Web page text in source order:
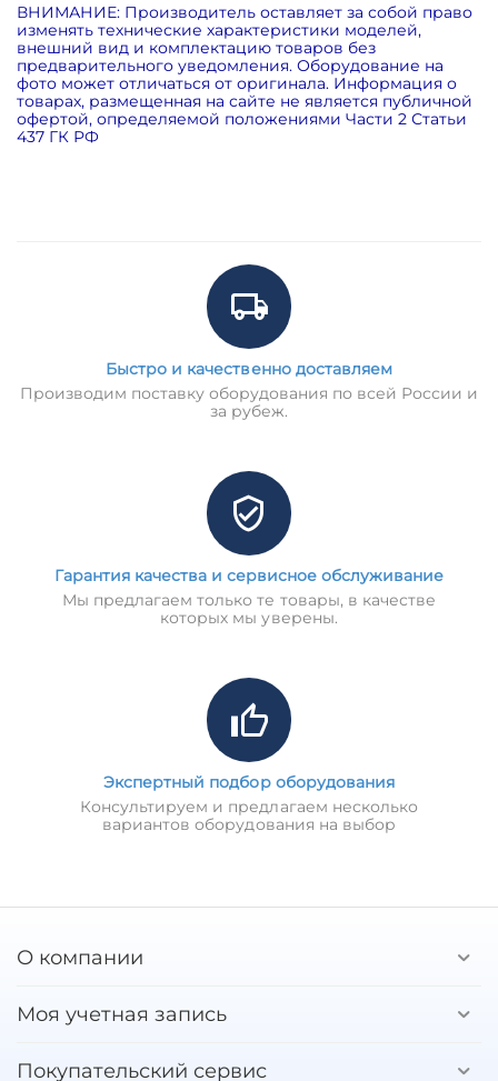
ВНИМАНИЕ: Производитель оставляет за собой право
изменять технические характеристики моделей,
внешний вид и комплектацию товаров без
предварительного уведомления. Оборудование на
фото может отличаться от оригинала. Информация о
товарах, размещенная на сайте не является публичной
офертой, определяемой положениями Части 2 Статьи
437 ГК РФ
Быстро и качественно доставляем
Производим поставку оборудования по всей России и
за рубеж.
Гарантия качества и сервисное обслуживание
Мы предлагаем только те товары, в качестве
которых мы уверены.
Экспертный подбор оборудования
Консультируем и предлагаем несколько
вариантов оборудования на выбор
О компании
Моя учетная запись
Покупательский сервис